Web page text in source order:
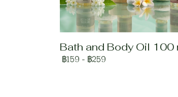
Bath and Body Oil 100
฿159 - ฿259